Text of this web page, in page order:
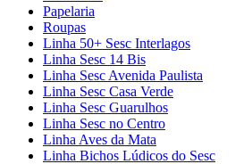
Papelaria
Roupas
Linha 50+ Sesc Interlagos
Linha Sesc 14 Bis
Linha Sesc Avenida Paulista
Linha Sesc Casa Verde
Linha Sesc Guarulhos
Linha Sesc no Centro
Linha Aves da Mata
Linha Bichos Lúdicos do Sesc